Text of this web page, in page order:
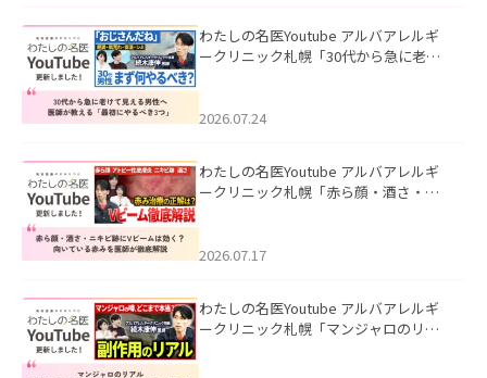
わたしの名医Youtube アルバアレルギ
ークリニック札幌「30代から急に老け
た。
2026.07.24
わたしの名医Youtube アルバアレルギ
ークリニック札幌「赤ら顔・酒さ・ニ
した。
2026.07.17
わたしの名医Youtube アルバアレルギ
ークリニック札幌「マンジャロのリア